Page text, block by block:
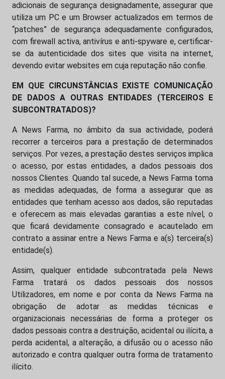
adicionais de segurança designadamente, assegurar que
utiliza um PC e um Browser actualizados em termos de
“patches” de segurança adequadamente configurados,
com firewall activa, antivírus e anti-spyware e, certificar-
se da autenticidade dos sites que visita na internet,
devendo evitar websites em cuja reputação não confie.
EM QUE CIRCUNSTÂNCIAS EXISTE COMUNICAÇÃO
DE DADOS A OUTRAS ENTIDADES (TERCEIROS E
SUBCONTRATADOS)?
A News Farma, no âmbito da sua actividade, poderá
recorrer a terceiros para a prestação de determinados
serviços. Por vezes, a prestação destes serviços implica
o acesso, por estas entidades, a dados pessoais dos
nossos Clientes. Quando tal sucede, a News Farma toma
as medidas adequadas, de forma a assegurar que as
entidades que tenham acesso aos dados, são reputadas
e oferecem as mais elevadas garantias a este nível, o
que ficará devidamente consagrado e acautelado em
contrato a assinar entre a News Farma e a(s) terceira(s)
entidade(s).
Assim, qualquer entidade subcontratada pela News
Farma tratará os dados pessoais dos nossos
Utilizadores, em nome e por conta da News Farma na
obrigação de adotar as medidas técnicas e
organizacionais necessárias de forma a proteger os
dados pessoais contra a destruição, acidental ou ilícita, a
perda acidental, a alteração, a difusão ou o acesso não
autorizado e contra qualquer outra forma de tratamento
ilícito.